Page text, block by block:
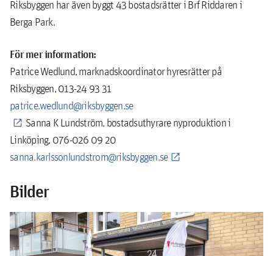
Riksbyggen har även byggt 43 bostadsrätter i Brf Riddaren i
Berga Park.
För mer information:
Patrice Wedlund, marknadskoordinator hyresrätter på
Riksbyggen, 013-24 93 31
patrice.wedlund@riksbyggen.se
Sanna K Lundström, bostadsuthyrare nyproduktion i
Linköping, 076-026 09 20
sanna.karlssonlundstrom@riksbyggen.se
Bilder